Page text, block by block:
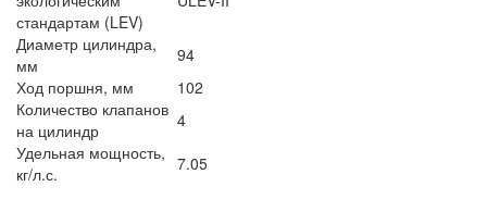
стандартам (LEV)
Диаметр цилиндра,
мм
94
Ход поршня, мм
102
Количество клапанов
на цилиндр
4
Удельная мощность,
кг/л.с.
7.05